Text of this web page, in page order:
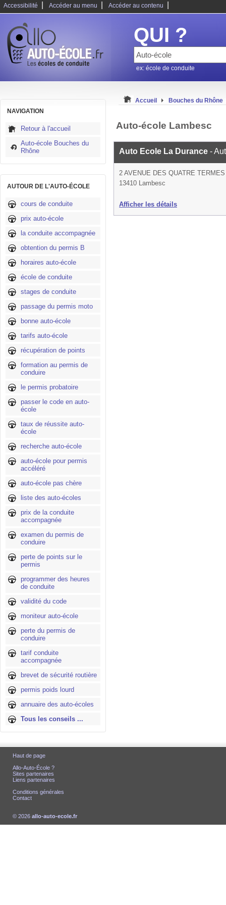
Accessibilité Accéder au menu Accéder au contenu
QUI ?
ex: école de conduite
NAVIGATION
Retour à l'accueil
Auto-école Bouches du
Rhône
AUTOUR DE L'AUTO-ÉCOLE
cours de conduite
prix auto-école
la conduite accompagnée
obtention du permis B
horaires auto-école
école de conduite
stages de conduite
passage du permis moto
bonne auto-école
tarifs auto-école
récupération de points
formation au permis de
conduire
le permis probatoire
passer le code en auto-
école
taux de réussite auto-
école
recherche auto-école
auto-école pour permis
accéléré
auto-école pas chère
liste des auto-écoles
prix de la conduite
accompagnée
examen du permis de
conduire
perte de points sur le
permis
programmer des heures
de conduite
validité du code
moniteur auto-école
perte du permis de
conduire
tarif conduite
accompagnée
brevet de sécurité routière
permis poids lourd
annuaire des auto-écoles
Tous les conseils ...
Accueil Bouches du Rhône
Auto-école Lambesc
Auto Ecole La Durance -
2 AVENUE DES QUATRE TERMES
13410 Lambesc
Afficher les détails
Haut de page
Allo-Auto-École ?
Sites partenaires
Liens partenaires
Conditions générales
Contact
© 2026 allo-auto-ecole.fr